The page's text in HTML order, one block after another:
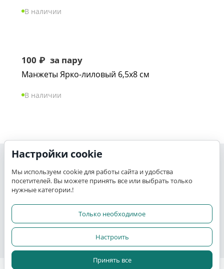
В наличии
100 ₽ за пару
Манжеты Ярко-лиловый 6,5х8 см
В наличии
Моя учетная запись
K-TEX
Прочее
Настройки cookie
Мы используем cookie для работы сайта и удобства
посетителей. Вы можете принять все или выбрать только
нужные категории.!
Только необходимое
Настроить
Принять все